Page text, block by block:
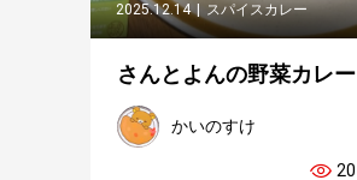
2025.12.14 スパイスカレー
さんとよんの野菜カレー
かいのすけ
20